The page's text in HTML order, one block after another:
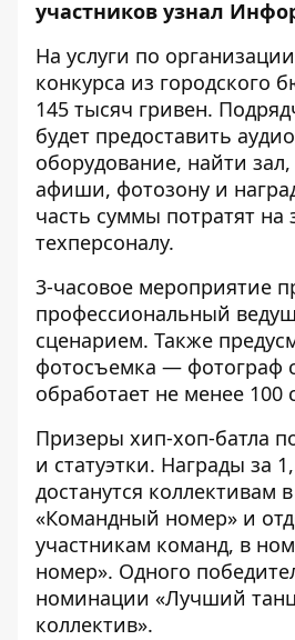
участников узнал
На услуги по
конкурса из городского
145 тысяч гривен.
будет предоставить
оборудование, найти
афиши, фотозону и
часть суммы потратят на
техперсоналу.
3-часовое мероприятие
профессиональный
сценарием. Также
фотосъемка — фотограф
обработает не менее 100
Призеры хип-хоп-батла
и статуэтки. Награды за
достанутся коллективам
«Командный номер» и
участникам команд, в
номер». Одного
номинации «Лучший
коллектив».